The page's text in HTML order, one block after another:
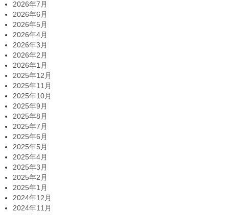
2026年7月
2026年6月
2026年5月
2026年4月
2026年3月
2026年2月
2026年1月
2025年12月
2025年11月
2025年10月
2025年9月
2025年8月
2025年7月
2025年6月
2025年5月
2025年4月
2025年3月
2025年2月
2025年1月
2024年12月
2024年11月